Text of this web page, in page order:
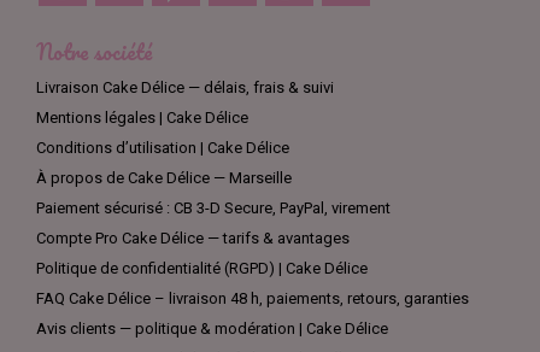
Notre société
Livraison Cake Délice — délais, frais & suivi
Mentions légales | Cake Délice
Conditions d’utilisation | Cake Délice
À propos de Cake Délice — Marseille
Paiement sécurisé : CB 3-D Secure, PayPal, virement
Compte Pro Cake Délice — tarifs & avantages
Politique de confidentialité (RGPD) | Cake Délice
FAQ Cake Délice – livraison 48 h, paiements, retours, garanties
Avis clients — politique & modération | Cake Délice